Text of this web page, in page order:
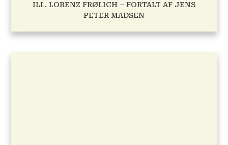
ILL. LORENZ FRØLICH – FORTALT AF JENS
PETER MADSEN